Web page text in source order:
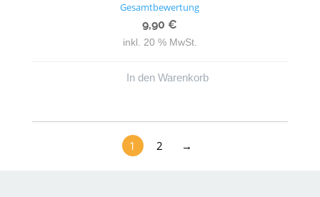
5.00
Gesamtbewertung
9,90€
inkl. 20 % MwSt.
In den Warenkorb
1 2 →